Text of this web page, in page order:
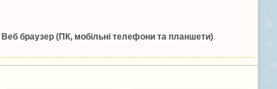
Веб браузер (ПК, мобільні телефони та планшети)